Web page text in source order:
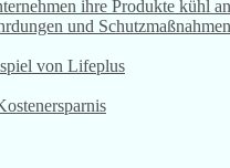
ihre Produkte kühl
und Schutzmaßnahmen
von Lifeplus